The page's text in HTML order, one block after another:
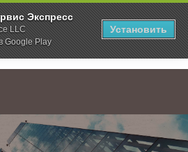
Экспресс
LLC
Google Play
Установить
Новости Выходной день